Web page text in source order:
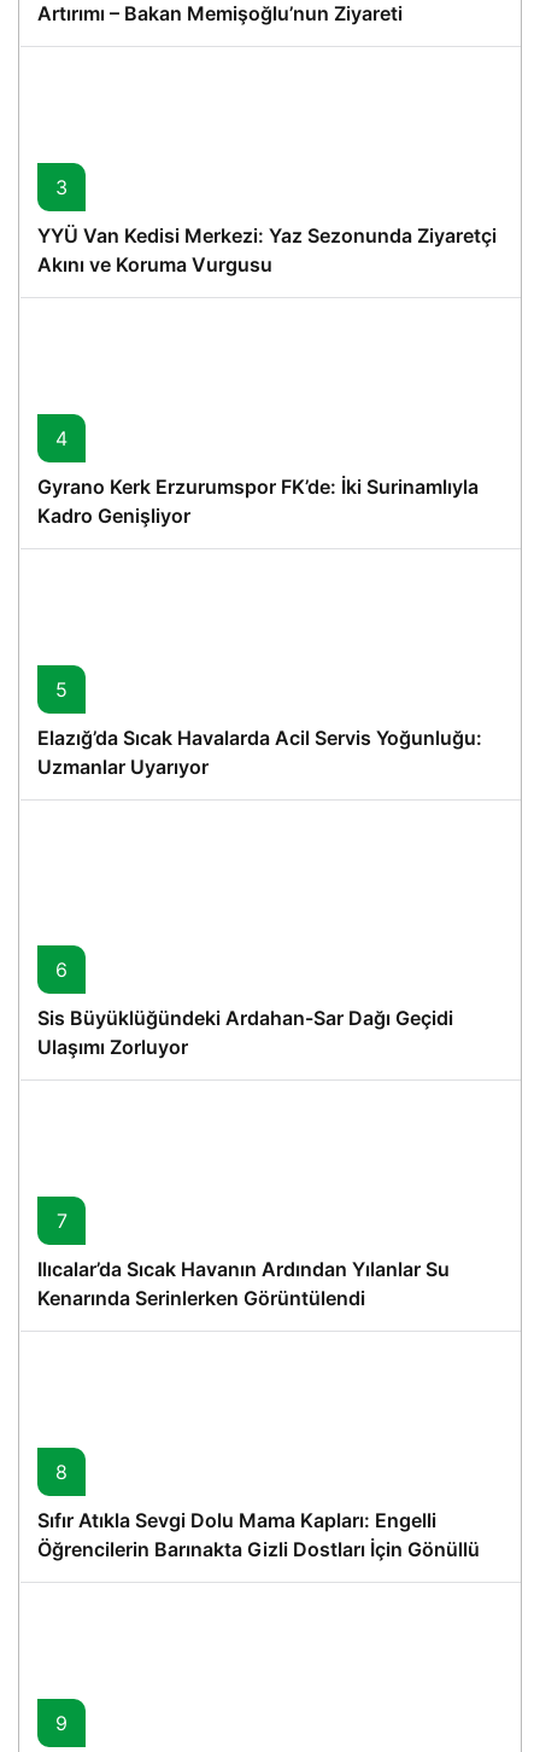
Artırımı – Bakan Memişoğlu’nun Ziyareti
3
YYÜ Van Kedisi Merkezi: Yaz Sezonunda Ziyaretçi
Akını ve Koruma Vurgusu
4
Gyrano Kerk Erzurumspor FK’de: İki Surinamlıyla
Kadro Genişliyor
5
Elazığ’da Sıcak Havalarda Acil Servis Yoğunluğu:
Uzmanlar Uyarıyor
6
Sis Büyüklüğündeki Ardahan-Sar Dağı Geçidi
Ulaşımı Zorluyor
7
Ilıcalar’da Sıcak Havanın Ardından Yılanlar Su
Kenarında Serinlerken Görüntülendi
8
Sıfır Atıkla Sevgi Dolu Mama Kapları: Engelli
Öğrencilerin Barınakta Gizli Dostları İçin Gönüllü
Proje
9